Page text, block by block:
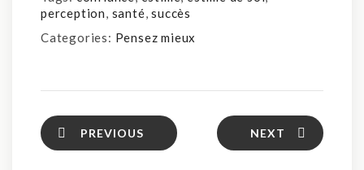
perception, santé,succès
Categories: Pensez mieux
PREVIOUS NEXT